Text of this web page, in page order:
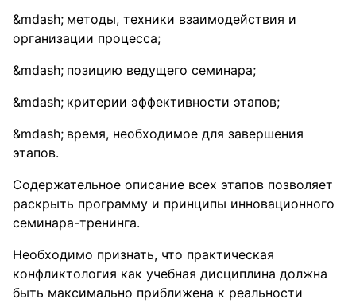
методы, техники взаимодействия и
организации процесса;
позицию ведущего семинара;
критерии эффективности этапов;
время, необходимое для завершения
этапов.
Содержательное описание всех этапов позволяет
раскрыть программу и принципы инновационного
семинара-тренинга.
Необходимо признать, что практическая
конфликтология как учебная дисциплина должна
быть максимально приближена к реальности